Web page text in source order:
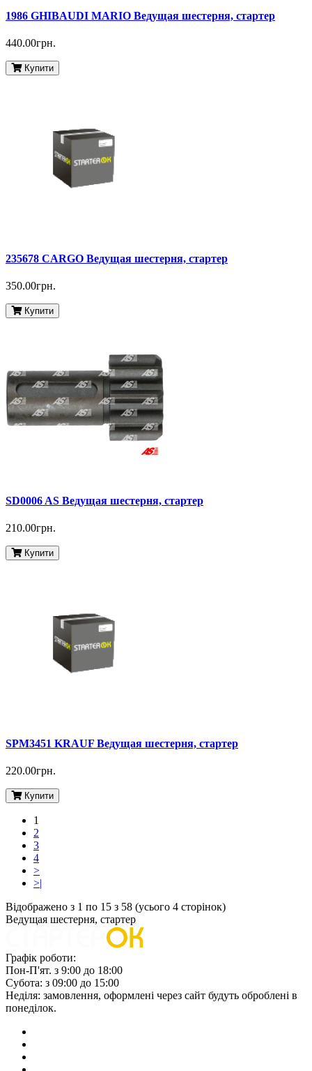
1986 GHIBAUDI MARIO Ведущая шестерня, стартер
440.00грн.
Купити
235678 CARGO Ведущая шестерня, стартер
350.00грн.
Купити
SD0006 AS Ведущая шестерня, стартер
210.00грн.
Купити
SPM3451 KRAUF Ведущая шестерня, стартер
220.00грн.
Купити
1
2
3
4
>
>|
Відображено з 1 по 15 з 58 (усього 4 сторінок)
Ведущая шестерня, стартер
Графік роботи:
Пон-П'ят. з 9:00 до 18:00
Субота: з 09:00 до 15:00
Неділя: замовлення, оформлені через сайт будуть оброблені в
понеділок.